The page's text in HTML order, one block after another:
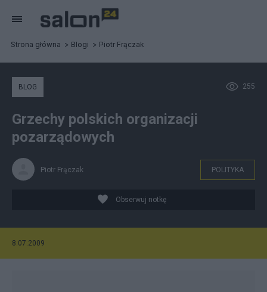
Strona główna Blogi Piotr Frączak
255
BLOG
Grzechy polskich organizacji
pozarządowych
Piotr Frączak POLITYKA
Obserwuj notkę
8.07.2009